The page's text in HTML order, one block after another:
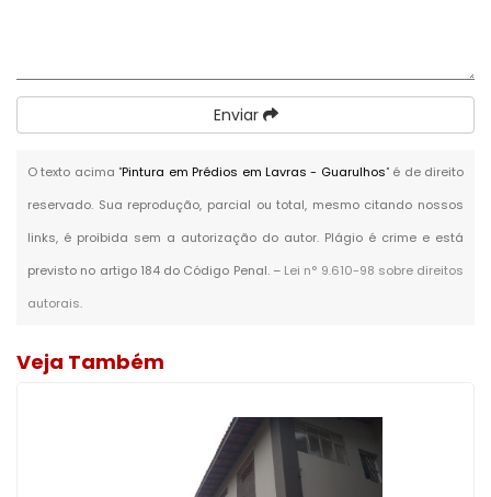
Enviar
O texto acima "Pintura em Prédios em Lavras - Guarulhos" é de direito
reservado. Sua reprodução, parcial ou total, mesmo citando nossos
links, é proibida sem a autorização do autor. Plágio é crime e está
previsto no artigo 184 do Código Penal. – Lei n° 9.610-98 sobre direitos
autorais.
Veja Também